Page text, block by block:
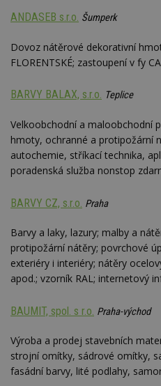
ANDASEB s.r.o. Šumperk
Dovoz nátěrové dekorativní
FLORENTSKÉ; zastoupení v fy
BARVY BALAX, s.r.o. Teplice
Velkoobchodní a maloobchodní
hmoty, ochranné a protipožární
autochemie, stříkací technika,
poradenská služba nonstop
BARVY CZ, s.r.o. Praha
Barvy a laky, lazury; malby a
protipožární nátěry; povrchové
exteriéry i interiéry; nátěry
apod.; vzorník RAL; internetový
BAUMIT, spol. s r.o. Praha-východ
Výroba a prodej stavebních
strojní omítky, sádrové omítky,
fasádní barvy, lité podlahy,